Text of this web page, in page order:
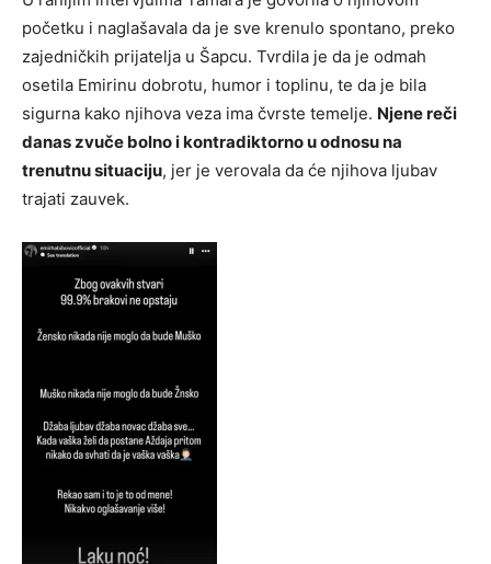
početku i naglašavala da je sve krenulo spontano, preko
zajedničkih prijatelja u Šapcu. Tvrdila je da je odmah
osetila Emirinu dobrotu, humor i toplinu, te da je bila
sigurna kako njihova veza ima čvrste temelje. Njene reči
danas zvuče bolno i kontradiktorno u odnosu na
trenutnu situaciju, jer je verovala da će njihova ljubav
trajati zauvek.